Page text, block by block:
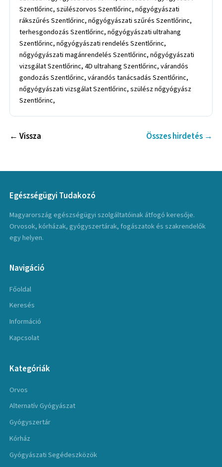
← Vissza Összes hirdetés →
Egészségügyi Tudakozó
Magyarország egészségügyi szolgáltatóinak átfogó keresője.
Orvosok, kórházak, gyógyszertárak, fogászatok és szakrendelők
egy helyen.
Navigáció
Főoldal
Keresés
Információ
Kapcsolat
Kategóriák
Orvos
Alternatív Gyógyászat
Gyógyszertár
Kórház
Gyógyászati Segédeszközök